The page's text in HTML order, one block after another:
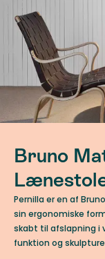
Bruno
Pernilla er en af
sin ergonomiske
skabt til afslapning i
funktion og